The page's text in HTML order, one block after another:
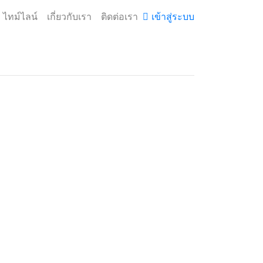
ไทม์ไลน์ เกี่ยวกับเรา ติดต่อเรา เข้าสู่ระบบ